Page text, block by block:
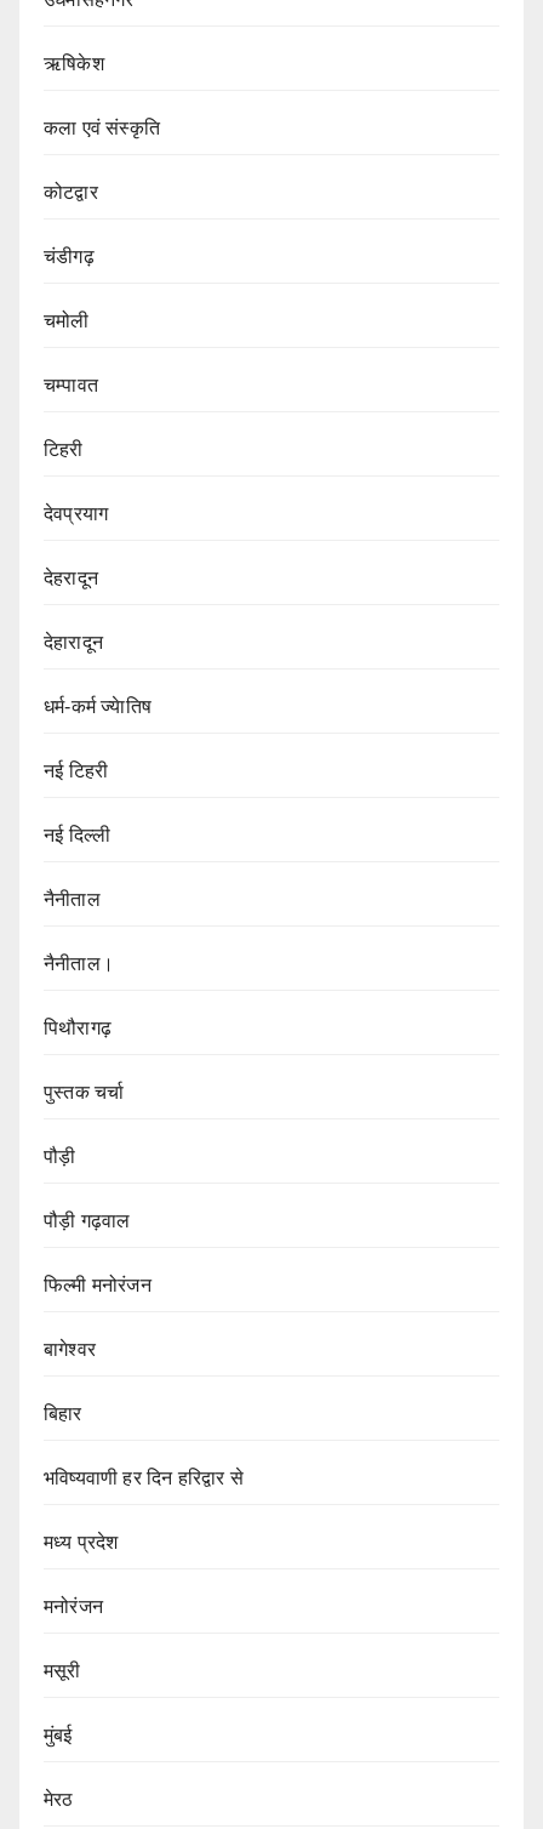
ऋषिकेश
कला एवं संस्कृति
कोटद्वार
चंडीगढ़
चमोली
चम्पावत
टिहरी
देवप्रयाग
देहरादून
देहारादून
धर्म-कर्म ज्येातिष
नई टिहरी
नई दिल्ली
नैनीताल
नैनीताल।
पिथौरागढ़
पुस्तक चर्चा
पौड़ी
पौड़ी गढ़वाल
फिल्मी मनोरंजन
बागेश्वर
बिहार
भविष्यवाणी हर दिन हरिद्वार से
मध्य प्रदेश
मनोरंजन
मसूरी
मुंबई
मेरठ